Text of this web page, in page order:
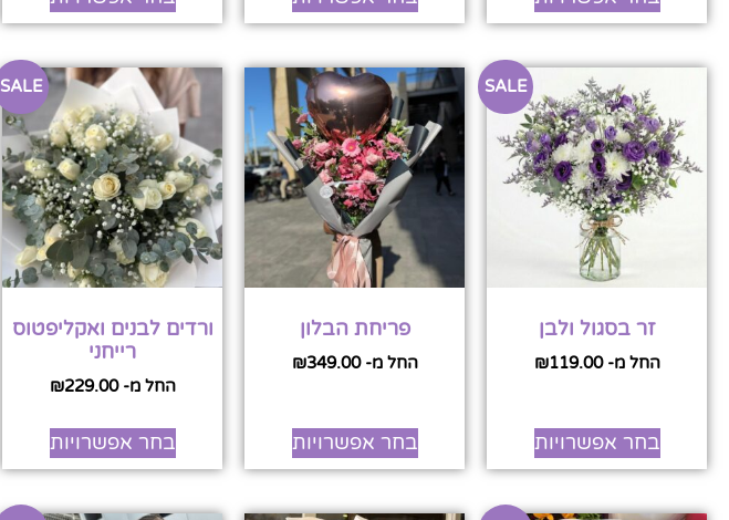
SALE
זר בסגול ולבן
החל מ- ₪119.00
בחר אפשרויות
פריחת הבלון
החל מ- ₪349.00
בחר אפשרויות
SALE
ורדים לבנים ואקליפטוס
רייחני
החל מ- ₪229.00
בחר אפשרויות